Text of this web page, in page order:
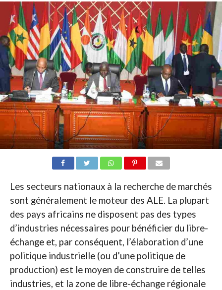
Les secteurs nationaux à la recherche de marchés
sont généralement le moteur des ALE. La plupart
des pays africains ne disposent pas des types
d’industries nécessaires pour bénéficier du libre-
échange et, par conséquent, l’élaboration d’une
politique industrielle (ou d’une politique de
production) est le moyen de construire de telles
industries, et la zone de libre-échange régionale